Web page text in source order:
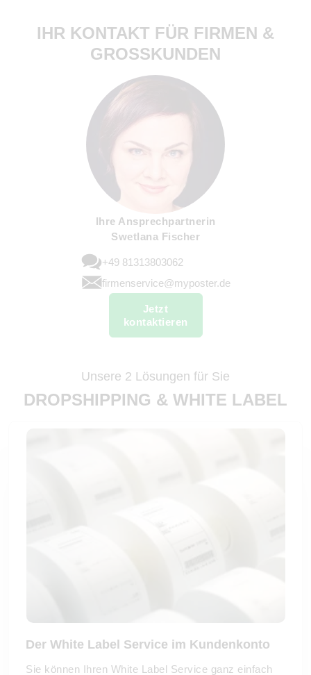
IHR KONTAKT FÜR FIRMEN &
GROSSKUNDEN
Ihre Ansprechpartnerin
Swetlana Fischer
+49 81313803062
firmenservice@myposter.de
Jetzt
kontaktieren
Unsere 2 Lösungen für Sie
DROPSHIPPING & WHITE LABEL
Der White Label Service im Kundenkonto
Sie können Ihren White Label Service ganz einfach